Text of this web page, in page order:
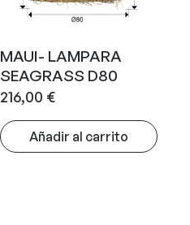
MAUI- LAMPARA
SEAGRASS D80
216,00 €
Añadir al carrito